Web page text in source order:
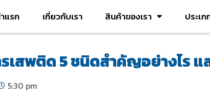
แรก เกี่ยวกับเรา สินค้าของเรา ประเ
เสพติด 5 ชนิดสำคัญอย่างไร แ
5:30 pm